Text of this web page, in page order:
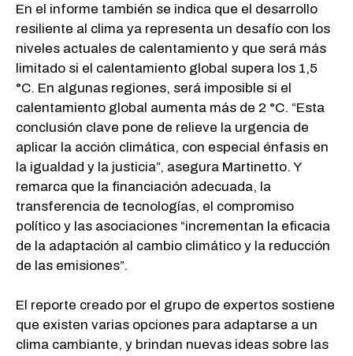
En el informe también se indica que el desarrollo
resiliente al clima ya representa un desafío con los
niveles actuales de calentamiento y que será más
limitado si el calentamiento global supera los 1,5
°C. En algunas regiones, será imposible si el
calentamiento global aumenta más de 2 °C. “Esta
conclusión clave pone de relieve la urgencia de
aplicar la acción climática, con especial énfasis en
la igualdad y la justicia”, asegura Martinetto. Y
remarca que la financiación adecuada, la
transferencia de tecnologías, el compromiso
político y las asociaciones “incrementan la eficacia
de la adaptación al cambio climático y la reducción
de las emisiones”.
El reporte creado por el grupo de expertos sostiene
que existen varias opciones para adaptarse a un
clima cambiante, y brindan nuevas ideas sobre las